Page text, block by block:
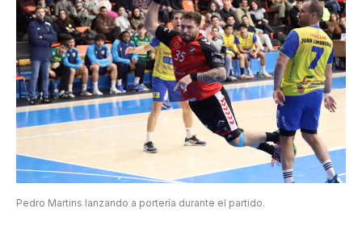
Pedro Martins lanzando a portería durante el partido.